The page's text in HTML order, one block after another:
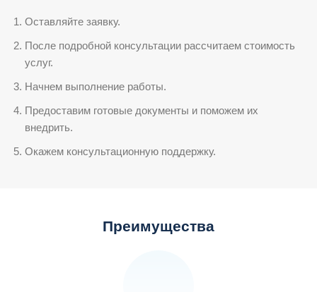
Оставляйте заявку.
После подробной консультации рассчитаем стоимость
услуг.
Начнем выполнение работы.
Предоставим готовые документы и поможем их
внедрить.
Окажем консультационную поддержку.
Преимущества